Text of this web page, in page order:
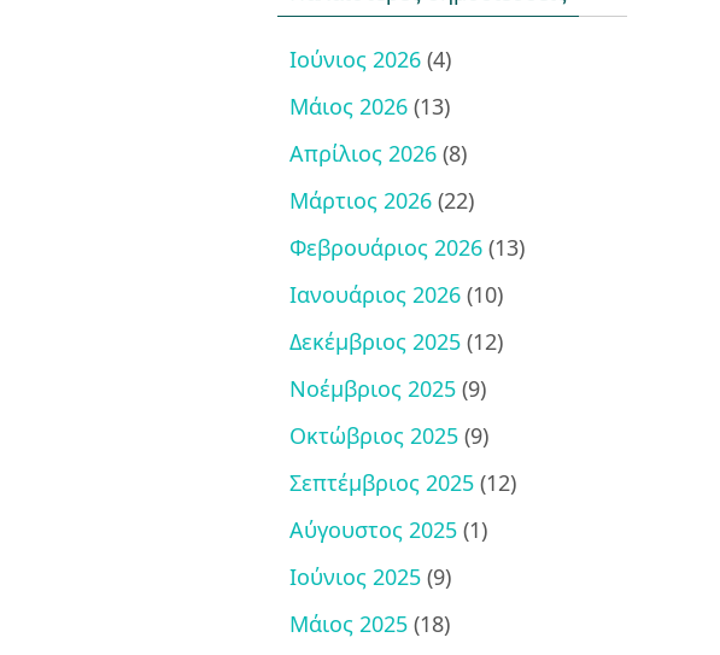
Ιούνιος 2026 (4)
Μάιος 2026 (13)
Απρίλιος 2026 (8)
Μάρτιος 2026 (22)
Φεβρουάριος 2026 (13)
Ιανουάριος 2026 (10)
Δεκέμβριος 2025 (12)
Νοέμβριος 2025 (9)
Οκτώβριος 2025 (9)
Σεπτέμβριος 2025 (12)
Αύγουστος 2025 (1)
Ιούνιος 2025 (9)
Μάιος 2025 (18)